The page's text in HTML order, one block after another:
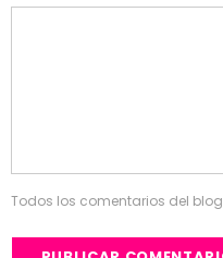
Todos los comentarios del